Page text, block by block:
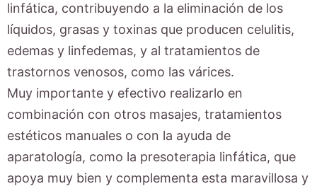
linfática, contribuyendo a la eliminación de los
líquidos, grasas y toxinas que producen celulitis,
edemas y linfedemas, y al tratamientos de
trastornos venosos, como las várices.
Muy importante y efectivo realizarlo en
combinación con otros masajes, tratamientos
estéticos manuales o con la ayuda de
aparatología, como la presoterapia linfática, que
apoya muy bien y complementa esta maravillosa y